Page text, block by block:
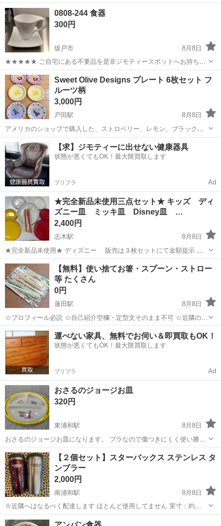
日128日★クリーンルーム内作業★マイカー通勤OK＆無料駐車場あり
★就業先食堂利用可！日払い制度あり！《茨城県常陸大宮市》 人気の
工場のお仕事 ◇コネクタ製造工...
茨城 常陸大宮市 静駅
0808-244 食器
300円
坂戸市
8月8日
★★★★★ ご自宅にある不要品を是非ジモティースポットへお持ち込
みしませんか？ 家電、趣味・スポーツ・レジャー用品、こども用品、
衣料服飾品、生活雑貨、家具、本、CD・DVDなどが無料でまとめて持
ち込めます！ ※詳細はこ...
埼玉 坂戸市
Sweet Olive Designs プレート 6枚セット フ
ルーツ柄
3,000円
戸田駅
8月8日
アメリカのショップで購入した、ストロベリー、レモン、ブラックベ
リーの絵柄が描かれた、食卓を彩る華やかなプレート6枚セットです。
- ブランド: Sweet Olive Designs - デザイン: ストロベリー、レモ
ン、...
埼玉 戸田市 戸田駅
【求】ジモティーに出せない健康器具
状態が悪くてもOK！最大限買取します
プリフラ Ad
★完全新品未使用三点セット★ キッズ ディ
ズニー皿 ミッキ皿 Disney皿 …
2,400円
志木駅
8月8日
★完全新品未使用★ ディズニー 販売は３枚セットにて金額提示 皿
３枚＋フォーク3＋スプーン3 セット Francfranc ミッキー Disney 皿
食器 ミッキーマウス皿 ディズニー皿
埼玉 志木市 志木駅 食器 フォーク
【無料】使い捨てお箸・スプーン・ストロー
等 たくさん
0円
蓮田駅
8月8日
☆プロフィール必読 ☆自己紹介空欄・定型文そのまま不可 ☆近隣の方
限定・遠方の方不可 ☆希望の日時記載ください ☆時間厳守・早着も対
応不可 ☆指定場所でのお渡し限定・駅でのお渡し不可 条件満たさない
方には返信しません コン...
埼玉 蓮田市 蓮田駅 食器 お箸
運べない家具、無料でお伺い＆即買取もOK！
状態が悪くてもOK！最大限買取します
プリフラ Ad
おさるのジョージお皿
320円
東浦和駅
8月8日
おさるのジョージお皿になります。 プラなので傷つきにくく使い勝手
がいいです。
埼玉 川口市 東浦和駅 食器 おさるのジョージ
【２個セット】スターバックス ステンレス タ
ンブラー
2,000円
南浦和駅
8月8日
※近隣へはなるべく配達します ほとんど使用してません 実寸：約
18×8（cm） 容量：400ml
埼玉 さいたま市 南浦和駅